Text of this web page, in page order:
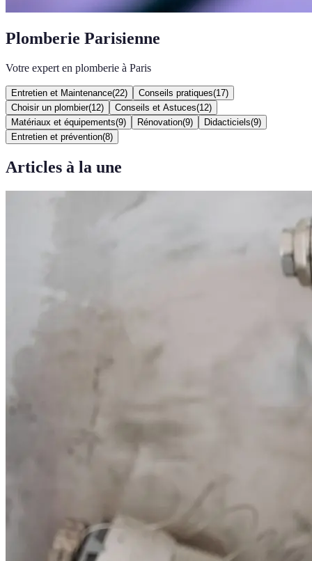
Plomberie Parisienne
Votre expert en plomberie à Paris
Entretien et Maintenance(22) Conseils pratiques(17)
Choisir un plombier(12) Conseils et Astuces(12)
Matériaux et équipements(9) Rénovation(9) Didacticiels(9)
Entretien et prévention(8)
Articles à la une